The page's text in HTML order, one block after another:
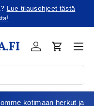
Lue tilausohjeet tästä
KirjauduOstoskori
kotimaan herkut ja